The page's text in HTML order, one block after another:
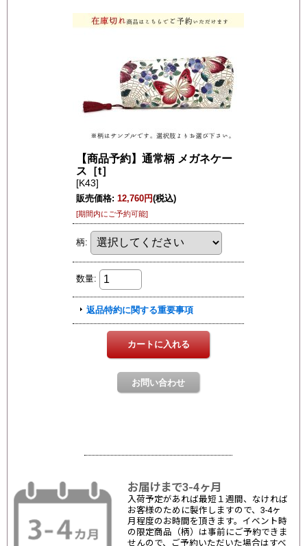
お届けまで3-4ヶ月
入荷予定があれば最短１週間、なければ
お客様のために製作しますので、3-4ヶ
月程度のお時間を頂きます。イベント時
の限定商品（柄）は事前にご予約できま
せんので、ご予約いただいた場合はすべ